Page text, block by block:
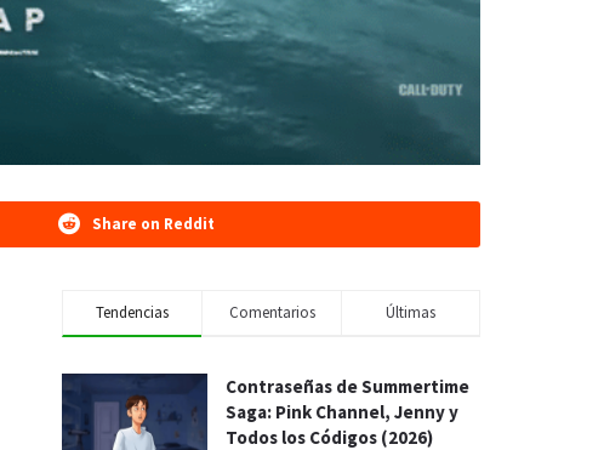
Share on Reddit
Tendencias Comentarios Últimas
Contraseñas de Summertime
Saga: Pink Channel, Jenny y
Todos los Códigos (2026)